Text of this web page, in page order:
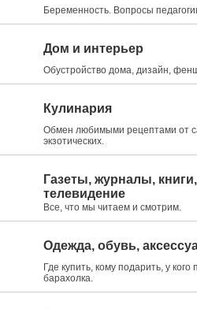
Беременность. Вопросы
Дом и интерьер
Обустройство дома, дизайн,
Кулинария
Обмен любимыми рецептами от
экзотических.
Газеты, журналы, книги,
телевидение
Все, что мы читаем и смотрим.
Одежда, обувь,
Где купить, кому подарить, у
барахолка.